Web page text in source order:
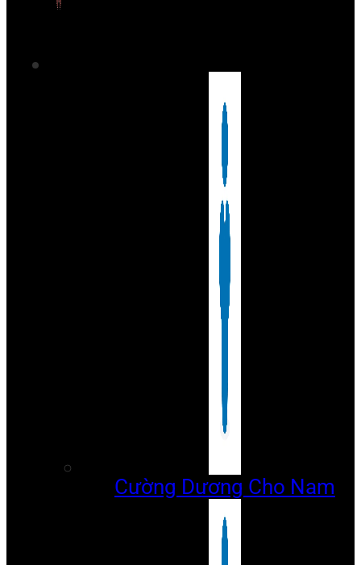
Cường Dương Cho Nam